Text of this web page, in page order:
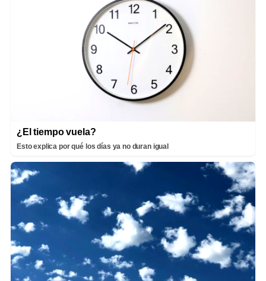
¿El tiempo vuela?
Esto explica por qué los días ya no duran igual